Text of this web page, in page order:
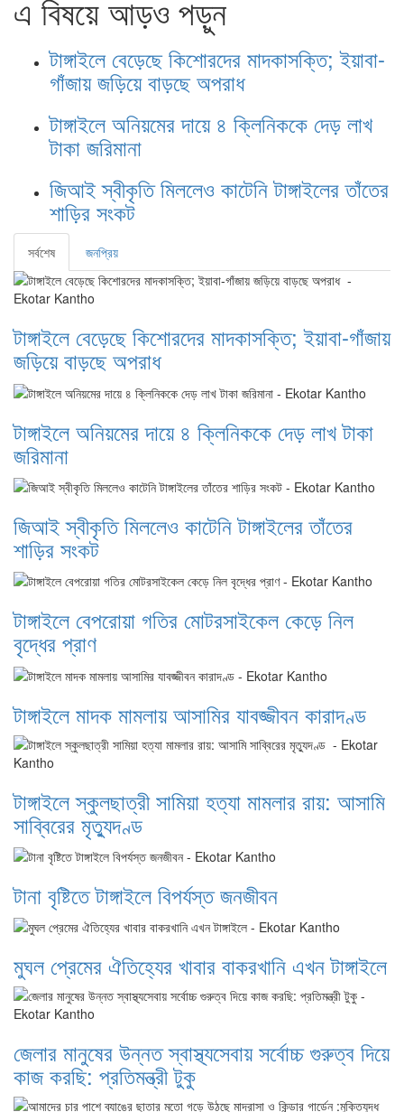
এ বিষয়ে আড়ও পড়ুন
টাঙ্গাইলে বেড়েছে কিশোরদের মাদকাসক্তি; ইয়াবা-
গাঁজায় জড়িয়ে বাড়ছে অপরাধ
টাঙ্গাইলে অনিয়মের দায়ে ৪ ক্লিনিককে দেড় লাখ
টাকা জরিমানা
জিআই স্বীকৃতি মিললেও কাটেনি টাঙ্গাইলের তাঁতের
শাড়ির সংকট
সর্বশেষ জনপ্রিয়
টাঙ্গাইলে বেড়েছে কিশোরদের মাদকাসক্তি; ইয়াবা-গাঁজায়
জড়িয়ে বাড়ছে অপরাধ
টাঙ্গাইলে অনিয়মের দায়ে ৪ ক্লিনিককে দেড় লাখ টাকা
জরিমানা
জিআই স্বীকৃতি মিললেও কাটেনি টাঙ্গাইলের তাঁতের
শাড়ির সংকট
টাঙ্গাইলে বেপরোয়া গতির মোটরসাইকেল কেড়ে নিল
বৃদ্ধের প্রাণ
টাঙ্গাইলে মাদক মামলায় আসামির যাবজ্জীবন কারাদণ্ড
টাঙ্গাইলে স্কুলছাত্রী সামিয়া হত্যা মামলার রায়: আসামি
সাব্বিরের মৃত্যুদণ্ড
টানা বৃষ্টিতে টাঙ্গাইলে বিপর্যস্ত জনজীবন
মুঘল প্রেমের ঐতিহ্যের খাবার বাকরখানি এখন টাঙ্গাইলে
জেলার মানুষের উন্নত স্বাস্থ্যসেবায় সর্বোচ্চ গুরুত্ব দিয়ে
কাজ করছি: প্রতিমন্ত্রী টুকু